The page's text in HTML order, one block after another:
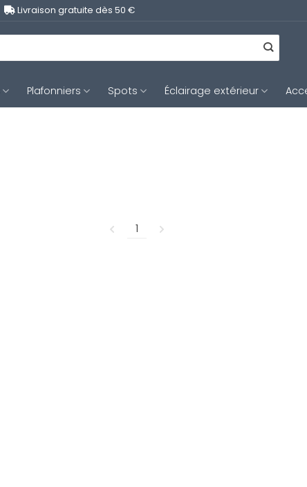
Livraison gratuite dès 50 €
Plafonniers Spots Éclairage extérieur
1